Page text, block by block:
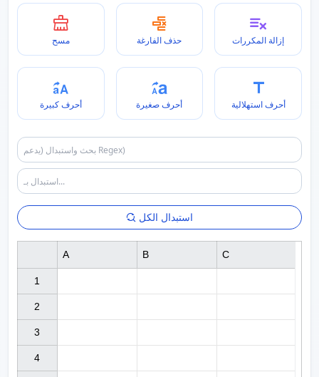
مسح حذف الفارغة إزالة المكررات
أحرف كبيرة أحرف صغيرة أحرف استهلالية
استبدال الكل
1
2
3
4
A B C